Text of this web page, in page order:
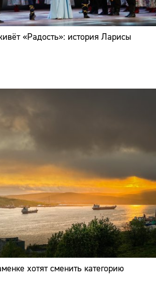
«Радость»: история Ларисы
хотят сменить категорию